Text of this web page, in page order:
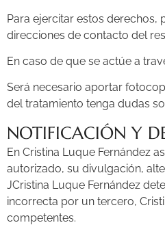
Para ejercitar estos derechos,
direcciones de contacto del
En caso de que se actúe a
Será necesario aportar
del tratamiento tenga dudas
NOTIFICACIÓN Y
En Cristina Luque Fernández
autorizado, su divulgación,
JCristina Luque Fernández
incorrecta por un tercero,
competentes.